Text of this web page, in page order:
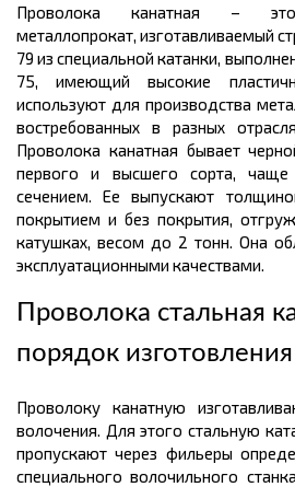
Проволока канатная –
металлопрокат, изготавливаемый
79 из специальной катанки,
75, имеющий высокие
используют для производства
востребованных в разных
Проволока канатная бывает
первого и высшего сорта,
сечением. Ее выпускают
покрытием и без покрытия,
катушках, весом до 2 тонн. Она
эксплуатационными качествами.
Проволока стальная
порядок изготовления
Проволоку канатную
волочения. Для этого стальную
пропускают через фильеры
специального волочильного